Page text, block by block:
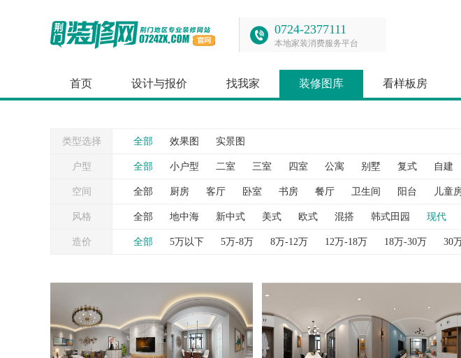
0724-2377111
本地家装消费服务平台
首页 设计与报价 找我家 装修图库 看样板房
类型选择 全部 效果图 实景图
户型 全部 小户型 二室 三室 四室 公寓 别墅 复式 自建
空间 全部 厨房 客厅 卧室 书房 餐厅 卫生间 阳台 儿童
台 灯具 照片墙 窗帘 背景墙 衣帽间 衣柜 过道 酒柜
风格 全部 地中海 新中式 美式 欧式 混搭 韩式田园 现代
造价 全部 5万以下 5万-8万 8万-12万 12万-18万 18万-30万 30